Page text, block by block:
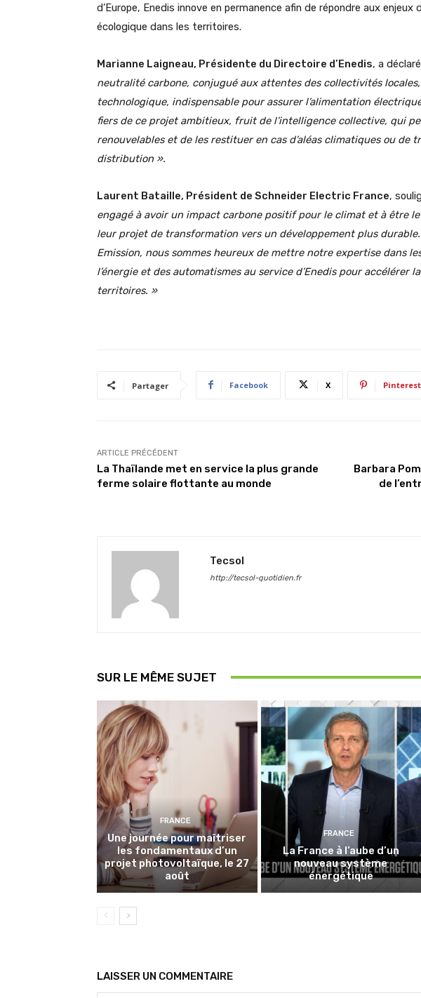
d’Europe, Enedis innove en permanence afin de répondre aux
écologique dans les territoires.
Marianne Laigneau, Présidente du Directoire d’Enedis, a
neutralité carbone, conjugué aux attentes des collectivités
technologique, indispensable pour assurer l’alimentation
fiers de ce projet ambitieux, fruit de l’intelligence collective, qui
renouvelables et de les restituer en cas d’aléas climatiques ou de
distribution ».
Laurent Bataille, Président de Schneider Electric France,
engagé à avoir un impact carbone positif pour le climat et à être
leur projet de transformation vers un développement plus
Emission, nous sommes heureux de mettre notre expertise dans
l’énergie et des automatismes au service d’Enedis pour accélérer
territoires. »
Partager Facebook X Pinterest
ARTICLE PRÉCÉDENT
La Thaïlande met en service la plus grande
ferme solaire flottante au monde
Barbara
de
Tecsol
http://tecsol-quotidien.fr
SUR LE MÊME SUJET
FRANCE
Une journée pour maîtriser
les fondamentaux d’un
projet photovoltaïque, le 27
août
FRANCE
La France à l’aube d’un
nouveau système
énergétique
LAISSER UN COMMENTAIRE